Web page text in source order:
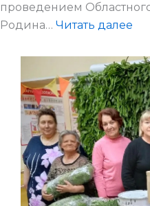
проведением
Родина… Читать далее
к